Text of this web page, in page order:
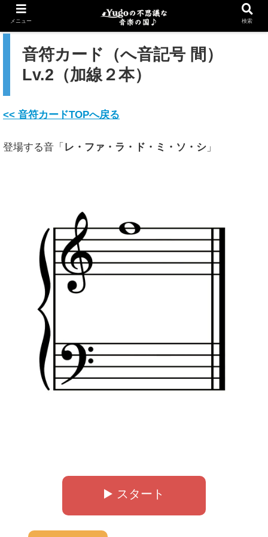
ホーム
音符カード（へ音記号 間）
Lv.2（加線２本）
<< 音符カードTOPへ戻る
登場する音「 レ・ファ・ラ・ド・ ミ・ソ・シ 」
▶️ スタート
メニュー 検索